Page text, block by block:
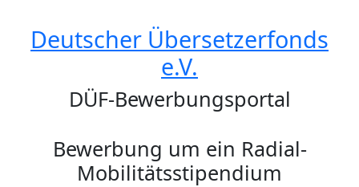
Deutscher Übersetzerfonds
e.V.
DÜF-Bewerbungsportal
Bewerbung um ein Radial-
Mobilitätsstipendium